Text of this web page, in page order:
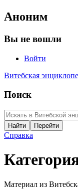
Аноним
Вы не вошли
Войти
Витебская
Поиск
Справка
Материал из